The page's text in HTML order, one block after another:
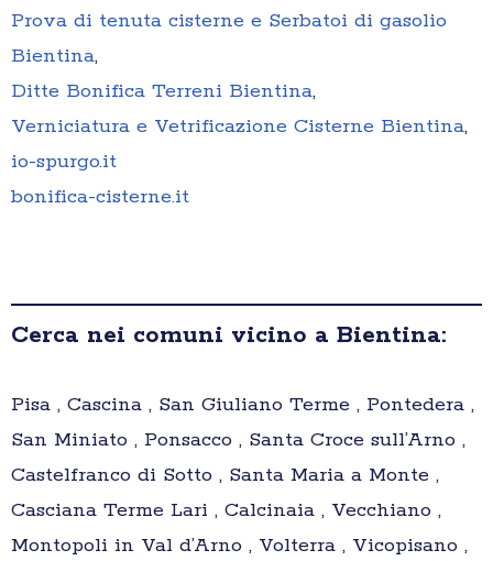
Prova di tenuta cisterne e Serbatoi di gasolio
Bientina,
Ditte Bonifica Terreni Bientina,
Verniciatura e Vetrificazione Cisterne Bientina,
io-spurgo.it
bonifica-cisterne.it
Cerca nei comuni vicino a Bientina:
Pisa , Cascina , San Giuliano Terme , Pontedera ,
San Miniato , Ponsacco , Santa Croce sull’Arno ,
Castelfranco di Sotto , Santa Maria a Monte ,
Casciana Terme Lari , Calcinaia , Vecchiano ,
Montopoli in Val d’Arno , Volterra , Vicopisano ,